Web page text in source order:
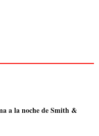
a la noche de Smith &